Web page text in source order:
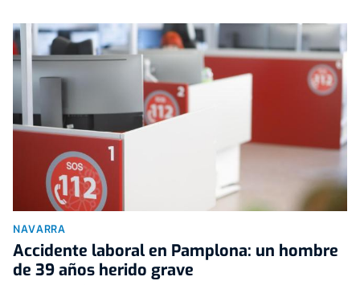
NAVARRA
Accidente laboral en Pamplona: un hombre
de 39 años herido grave